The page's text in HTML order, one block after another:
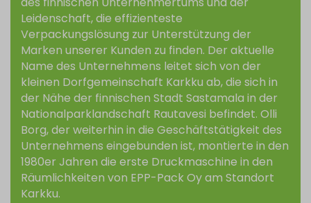
Leidenschaft, die effizienteste
Verpackungslösung zur Unterstützung der
Marken unserer Kunden zu finden. Der aktuelle
Name des Unternehmens leitet sich von der
kleinen Dorfgemeinschaft Karkku ab, die sich in
der Nähe der finnischen Stadt Sastamala in der
Nationalparklandschaft Rautavesi befindet. Olli
Borg, der weiterhin in die Geschäftstätigkeit des
Unternehmens eingebunden ist, montierte in den
1980er Jahren die erste Druckmaschine in den
Räumlichkeiten von EPP-Pack Oy am Standort
Karkku.